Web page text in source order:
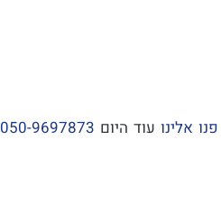
פנו אלינו עוד היום 050-9697873